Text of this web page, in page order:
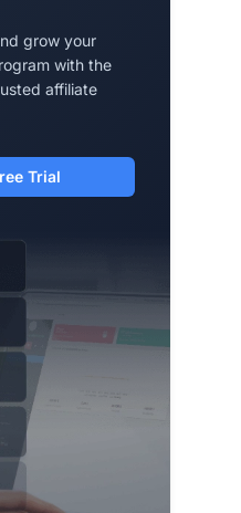
grow your
with the
affiliate
Trial